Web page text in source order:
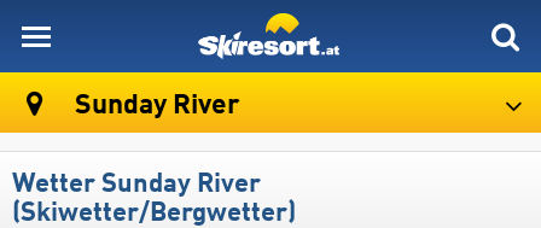
Sunday River
Wetter Sunday River
(Skiwetter/Bergwetter)